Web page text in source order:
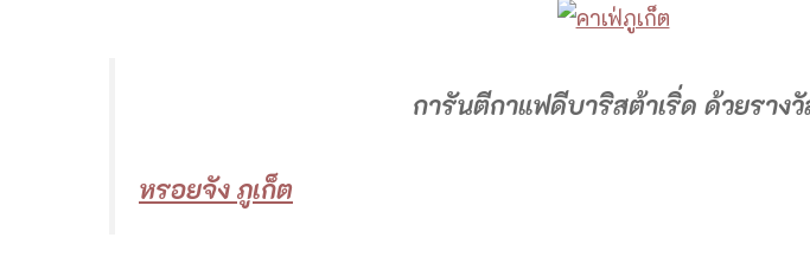
การันตีกาแฟดีบาริสต้าเริ่ด ด้วยรางวั
หรอยจัง ภูเก็ต